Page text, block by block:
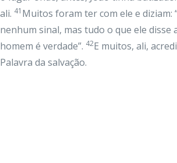
ali. 41 Muitos foram ter com ele e diziam:
nenhum sinal, mas tudo o que ele disse
homem é verdade”. 42E muitos, ali,
Palavra da salvação.